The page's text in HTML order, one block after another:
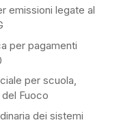
emissioni legate al
per pagamenti
per scuola,
Fuoco
dei sistemi